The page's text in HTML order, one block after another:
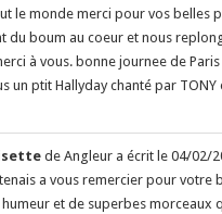
le monde merci pour vos belles
du boum au coeur et nous
à vous. bonne journee de
un ptit Hallyday chanté par TONY
de Angleur a écrit le 04/02/
a vous remercier pour votre
et de superbes morceaux